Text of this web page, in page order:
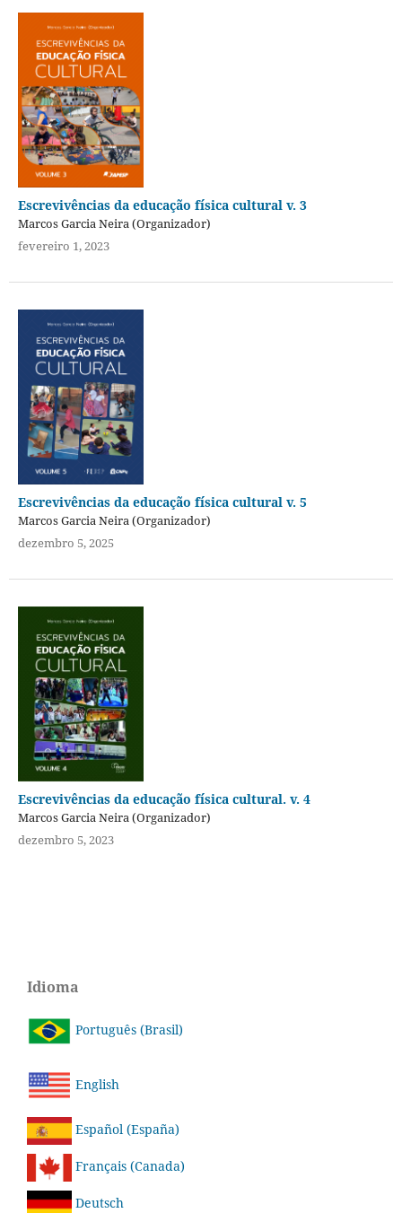
Escrevivências da educação física cultural v. 3
Marcos Garcia Neira (Organizador)
fevereiro 1, 2023
Escrevivências da educação física cultural v. 5
Marcos Garcia Neira (Organizador)
dezembro 5, 2025
Escrevivências da educação física cultural. v. 4
Marcos Garcia Neira (Organizador)
dezembro 5, 2023
Idioma
Português (Brasil)
English
Español (España)
Français (Canada)
Deutsch